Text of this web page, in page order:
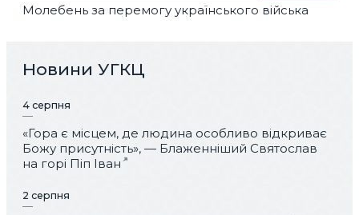
Молебень за перемогу українського війська
Новини УГКЦ
4 серпня
«Гора є місцем, де людина особливо відкриває
Божу присутність», — Блаженніший Святослав
на горі Піп Іван
2 серпня